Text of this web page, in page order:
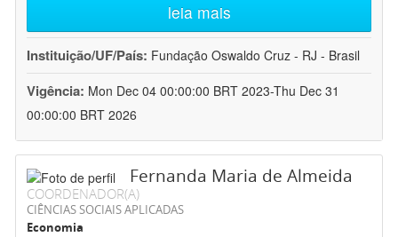
leia mais
Instituição/UF/País: Fundação Oswaldo Cruz - RJ - Brasil
Vigência: Mon Dec 04 00:00:00 BRT 2023-Thu Dec 31
00:00:00 BRT 2026
Fernanda Maria de Almeida
COORDENADOR(A)
CIÊNCIAS SOCIAIS APLICADAS
Economia